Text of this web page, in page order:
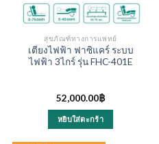
สุขภัณฑ์ทางการแพทย์
เตียงไฟฟ้า ฟาซิแคร์ ระบบ
ไฟฟ้า 3ไกร์ รุ่น FHC-401E
52,000.00฿
หยิบใส่ตะกร้า